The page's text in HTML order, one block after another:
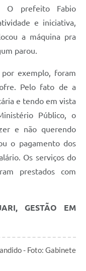
O prefeito Fabio
e iniciativa,
a máquina pra
parou.
exemplo, foram
Pelo fato de a
e tendo em vista
Público, o
e não querendo
o pagamento dos
Os serviços do
prestados com
GESTÃO EM
- Foto: Gabinete